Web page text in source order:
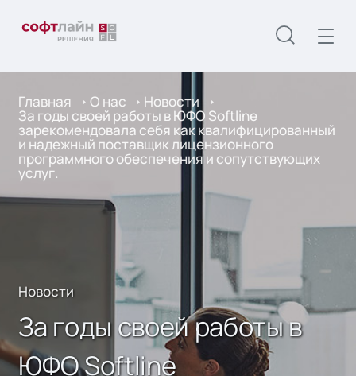
Главная О нас Новости
За годы своей работы в ЮФО Softline
зарекомендовала себя как квалифицированный
и надежный поставщик лицензионного
программного обеспечения и сопутствующих
услуг.
Новости
За годы своей работы в
ЮФО Softline